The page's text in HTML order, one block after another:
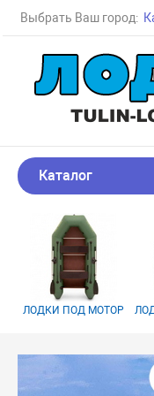
Выбрать Ваш город:
Каталог
ЛОДКИ ПОД МОТОР